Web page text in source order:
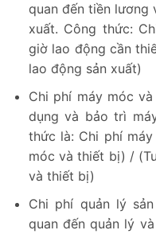
quan đến tiền lương
xuất. Công thức:
giờ lao động cần
lao động sản xuất)
Chi phí máy móc
dụng và bảo trì
thức là: Chi phí
móc và thiết bị) /
và thiết bị)
Chi phí quản lý
quan đến quản lý